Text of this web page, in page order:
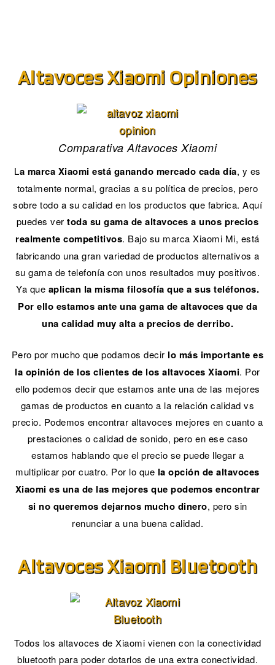
Altavoces Xiaomi Opiniones
Comparativa Altavoces Xiaomi
La marca Xiaomi está ganando mercado cada día, y es
totalmente normal, gracias a su política de precios, pero
sobre todo a su calidad en los productos que fabrica. Aquí
puedes vertoda su gama de altavoces a unos precios
realmente competitivos. Bajo su marca Xiaomi Mi, está
fabricando una gran variedad de productos alternativos a
su gama de telefonía con unos resultados muy positivos.
Ya que aplican la misma filosofía que a sus teléfonos.
Por ello estamos ante una gama de altavoces que da
una calidad muy alta a precios de derribo.
Pero por mucho que podamos decir lo más importante es
la opinión de los clientes de los altavoces Xiaomi. Por
ello podemos decir que estamos ante una de las mejores
gamas de productos en cuanto a la relación calidad vs
precio. Podemos encontrar altavoces mejores en cuanto a
prestaciones o calidad de sonido, pero en ese caso
estamos hablando que el precio se puede llegar a
multiplicar por cuatro. Por lo que la opción de altavoces
Xiaomi es una de las mejores que podemos encontrar
si no queremos dejarnos mucho dinero, pero sin
renunciar a una buena calidad.
Altavoces Xiaomi Bluetooth
Todos los altavoces de Xiaomi vienen con la conectividad
bluetooth para poder dotarlos de una extra conectividad.